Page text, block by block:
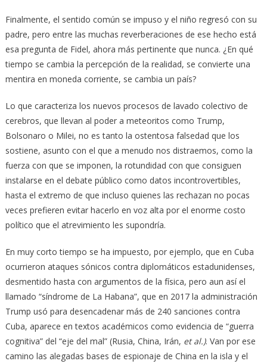
Finalmente, el sentido común se impuso y el niño regresó con su
padre, pero entre las muchas reverberaciones de ese hecho está
esa pregunta de Fidel, ahora más pertinente que nunca. ¿En qué
tiempo se cambia la percepción de la realidad, se convierte una
mentira en moneda corriente, se cambia un país?
Lo que caracteriza los nuevos procesos de lavado colectivo de
cerebros, que llevan al poder a meteoritos como Trump,
Bolsonaro o Milei, no es tanto la ostentosa falsedad que los
sostiene, asunto con el que a menudo nos distraemos, como la
fuerza con que se imponen, la rotundidad con que consiguen
instalarse en el debate público como datos incontrovertibles,
hasta el extremo de que incluso quienes las rechazan no pocas
veces prefieren evitar hacerlo en voz alta por el enorme costo
político que el atrevimiento les supondría.
En muy corto tiempo se ha impuesto, por ejemplo, que en Cuba
ocurrieron ataques sónicos contra diplomáticos estadunidenses,
desmentido hasta con argumentos de la física, pero aun así el
llamado “síndrome de La Habana”, que en 2017 la administración
Trump usó para desencadenar más de 240 sanciones contra
Cuba, aparece en textos académicos como evidencia de “guerra
cognitiva” del “eje del mal” (Rusia, China, Irán, et al.). Van por ese
camino las alegadas bases de espionaje de China en la isla y el